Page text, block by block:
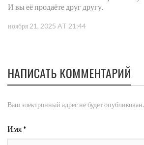
И вы её продаёте друг другу.
ноября 21, 2025 AT 21:44
НАПИСАТЬ КОММЕНТАРИЙ
Ваш электронный адрес не будет опубликован.
Имя *